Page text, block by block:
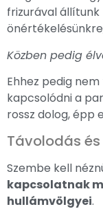
frizurával állítunk
Közben pedig
Ehhez pedig
kapcsolódni a
rossz dolog, épp
Távolodás
Szembe kell
kapcsolatnak
hullámvölgyei.